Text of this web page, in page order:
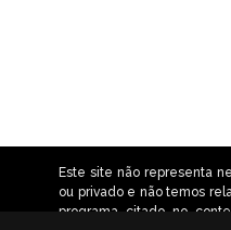
Este site não representa
ou privado e não temos
programa citado no